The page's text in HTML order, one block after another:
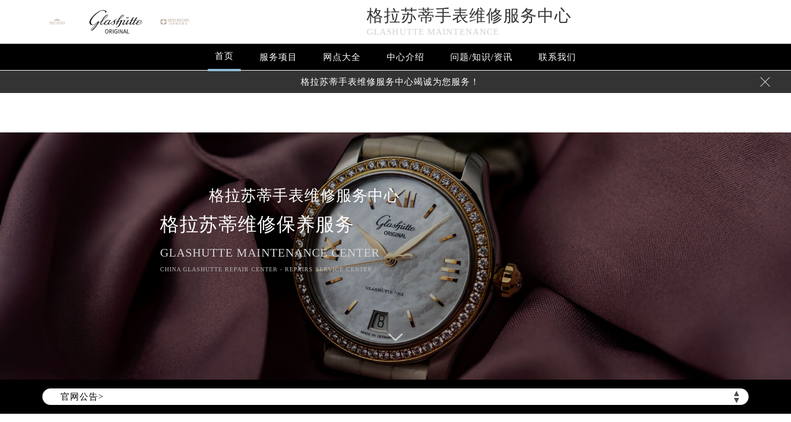
: extract() expects parameter 1 to be array, null given in /www/wwwroot/seo/countryt/two/www.sjmbwxjt.com/wp-content/themes/glashutte/header.php
: array_map(): Argument #2 should be an array in /www/wwwroot/seo/countryt/two/www.sjmbwxjt.com/wp-content/themes/glashutte/header.php
格拉苏蒂手表维修服务中心
GLASHUTTE MAINTENANCE
首页 服务项目 网点大全 中心介绍 问题/知识/资讯 联系我们
格拉苏蒂手表维修服务中心竭诚为您服务！ 
格拉苏蒂手表维修服务中心
格拉苏蒂维修保养服务
GLASHUTTE MAINTENANCE CENTER
CHINA GLASHUTTE REPAIR CENTER - REPAIRS SERVICE CENTER
官网公告> ▲
▼
: Invalid argument supplied for foreach() in/www/wwwroot/seo/countryt/two/www.sjmbwxjt.com/wp-
content/themes/glashutte/header.php